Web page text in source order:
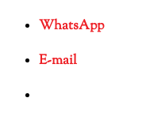
WhatsApp
E-mail